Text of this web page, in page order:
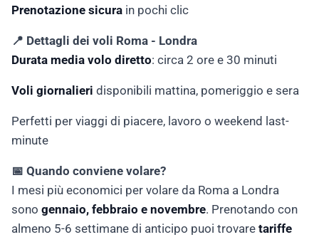
Prenotazione sicura in pochi clic
📍 Dettagli dei voli Roma - Londra
Durata media volo diretto: circa 2 ore e 30 minuti
Voli giornalieri disponibili mattina, pomeriggio e sera
Perfetti per viaggi di piacere, lavoro o weekend last-
minute
📅 Quando conviene volare?
I mesi più economici per volare da Roma a Londra
sono gennaio, febbraio e novembre. Prenotando con
almeno 5-6 settimane di anticipo puoi trovare tariffe